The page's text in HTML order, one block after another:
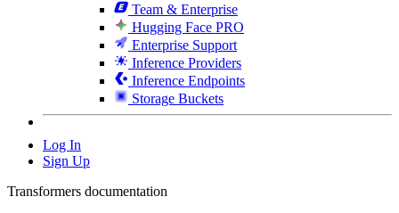
Team & Enterprise
Hugging Face PRO
Enterprise Support
Inference Providers
Inference Endpoints
Storage Buckets
Log In
Sign Up
Transformers documentation